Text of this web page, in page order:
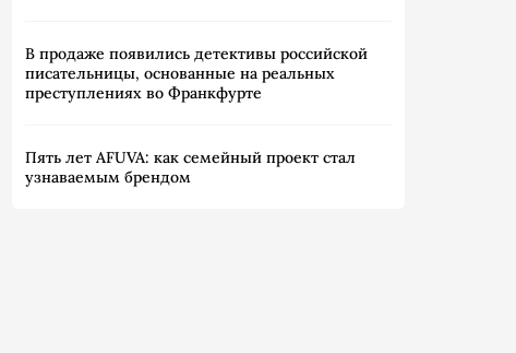
В продаже появились детективы российской
писательницы, основанные на реальных
преступлениях во Франкфурте
Пять лет AFUVA: как семейный проект стал
узнаваемым брендом